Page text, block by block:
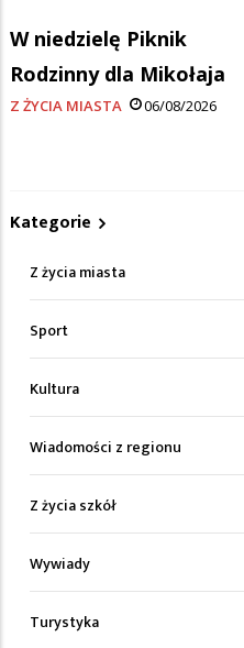
W niedzielę Piknik
Rodzinny dla Mikołaja
Z ŻYCIA MIASTA 06/08/2026
Kategorie
Z życia miasta
Sport
Kultura
Wiadomości z regionu
Z życia szkół
Wywiady
Turystyka